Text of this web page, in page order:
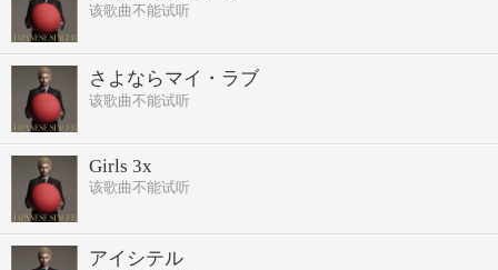
该歌曲不能试听
さよならマイ・ラブ
该歌曲不能试听
Girls 3x
该歌曲不能试听
アイシテル